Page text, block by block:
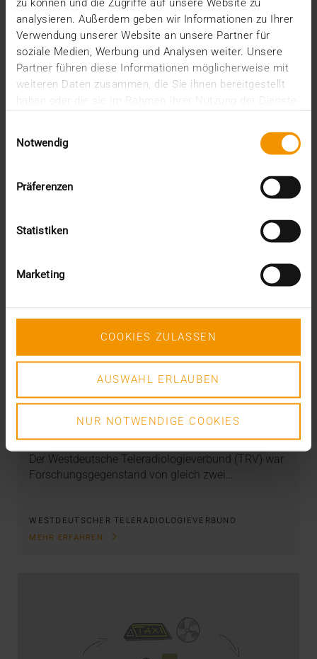
zu können und die Zugriffe auf unsere Website zu
analysieren. Außerdem geben wir Informationen zu Ihrer
Verwendung unserer Website an unsere Partner für
soziale Medien, Werbung und Analysen weiter. Unsere
Partner führen diese Informationen möglicherweise mit
weiteren Daten zusammen, die Sie ihnen bereitgestellt
Notwendig
Präferenzen
Statistiken
Marketing
COOKIES ZULASSEN
AUSWAHL ERLAUBEN
NUR NOTWENDIGE COOKIES
VISUS HEALTH IT
MEHR ERFAHREN
TRV optimiert Prozesse
Der Westdeutsche Teleradiologieverbund (TRV) war
Forschungsgegenstand von gleich zwei…
WESTDEUTSCHER TELERADIOLOGIEVERBUND
MEHR ERFAHREN